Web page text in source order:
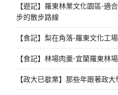
【遊記】羅東林業文化園區-適
步的散步路線
【食記】梨在角落-羅東文化工
【食記】林場肉羹-宜蘭羅東林
【政大已歇業】那些年跟著政